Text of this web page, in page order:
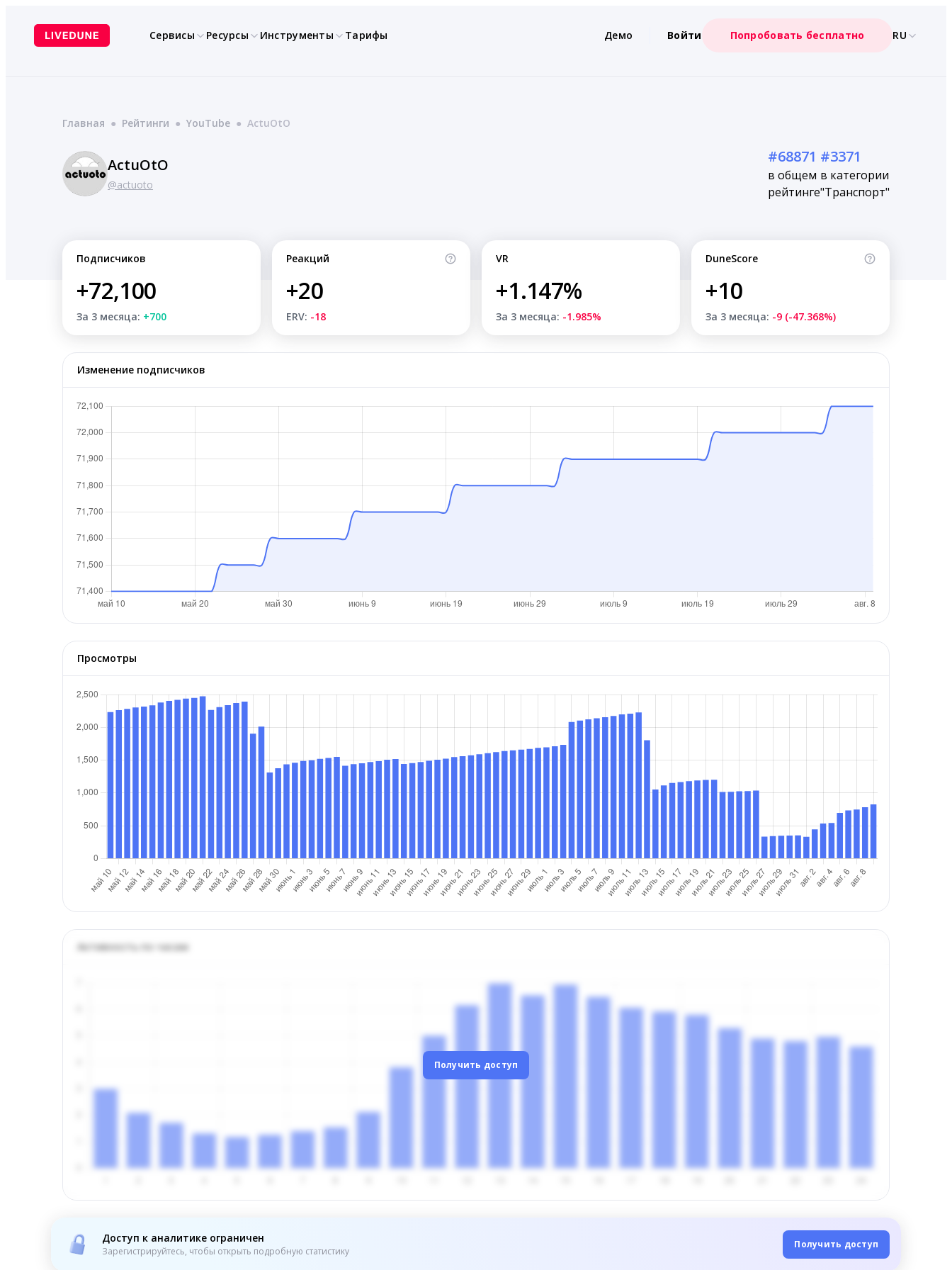
содержимому
Сервисы Ресурсы Инструменты Тарифы Демо Войти Попробовать бесплатно RU
Главная ● Рейтинги ● YouTube ● ActuOtO
ActuOtO
@actuoto
#68871
в общем
рейтинге
#3371
в категории
"Транспорт"
Подписчиков
+72,100
За 3 месяца: +700
Реакций
+20
ERV: -18
VR
+1.147%
За 3 месяца: -1.985%
DuneScore
+10
За 3 месяца: -9 (-47.368%)
Изменение подписчиков
Просмотры
Активность по часам
Получить доступ
Доступ к аналитике ограничен
Зарегистрируйтесь, чтобы открыть подробную статистику
Получить доступ